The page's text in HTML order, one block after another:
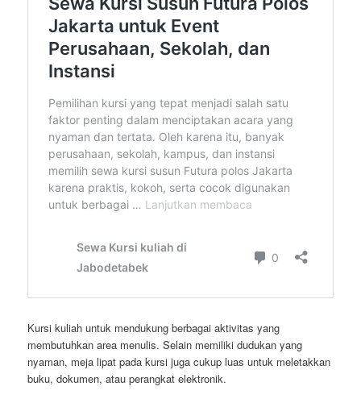
Kursi kuliah untuk mendukung berbagai aktivitas yang
membutuhkan area menulis. Selain memiliki dudukan yang
nyaman, meja lipat pada kursi juga cukup luas untuk meletakkan
buku, dokumen, atau perangkat elektronik.